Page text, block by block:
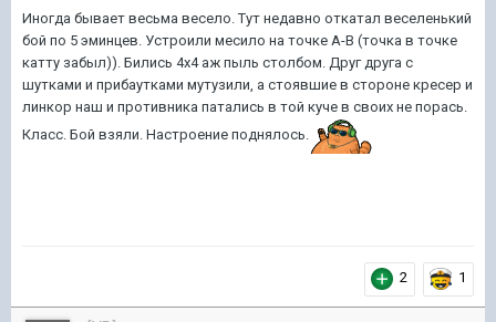
Иногда бывает весьма весело. Тут недавно откатал веселенький
бой по 5 эминцев. Устроили месило на точке А-В (точка в точке
катту забыл)). Бились 4х4 аж пыль столбом. Друг друга с
шутками и прибаутками мутузили, а стоявшие в стороне кресер и
линкор наш и противника патались в той куче в своих не порась.
Класс. Бой взяли. Настроение поднялось.
2 1